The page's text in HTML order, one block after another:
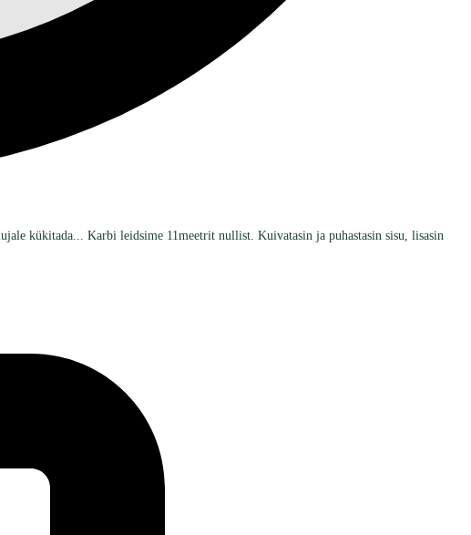
kükitada... Karbi leidsime 11meetrit nullist. Kuivatasin ja puhastasin sisu, lisasin